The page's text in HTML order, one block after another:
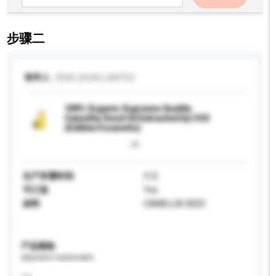
步骤二
收件人
100% Organic Supreme Quality
Camellia Seed Oil Extracted by CO2
(Edible/Cosmetic)
生产所需时间
可订造
Yes
材料
CAMELLIA SEED
产品规格